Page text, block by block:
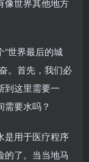
像世界其他地方
世界最后的城
。首先，我们必
到这里需要一
需要水吗？
是用于医疗程序
的了。当当地马